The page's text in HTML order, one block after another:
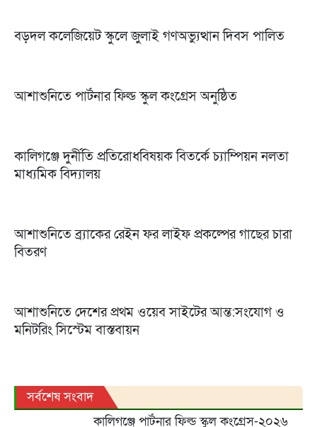
বড়দল কলেজিয়েট স্কুলে জুলাই গণঅভ্যুত্থান দিবস পালিত
আশাশুনিতে পার্টনার ফিল্ড স্কুল কংগ্রেস অনুষ্ঠিত
কালিগঞ্জে দুর্নীতি প্রতিরোধবিষয়ক বিতর্কে চ্যাম্পিয়ন নলতা
মাধ্যমিক বিদ্যালয়
আশাশুনিতে ব্র্যাকের রেইন ফর লাইফ প্রকল্পের গাছের চারা
বিতরণ
আশাশুনিতে দেশের প্রথম ওয়েব সাইটের আন্ত:সংযোগ ও
মনিটরিং সিস্টেম বাস্তবায়ন
সর্বশেষ সংবাদ
কালিগঞ্জে পার্টনার ফিল্ড স্কুল কংগ্রেস-২০২৬